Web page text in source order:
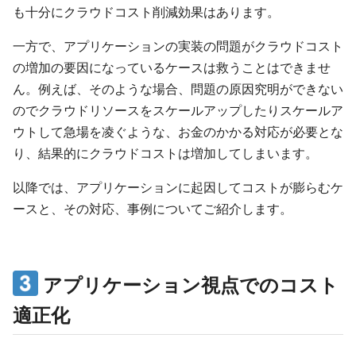
も十分にクラウドコスト削減効果はあります。
一方で、アプリケーションの実装の問題がクラウドコスト
の増加の要因になっているケースは救うことはできませ
ん。例えば、そのような場合、問題の原因究明ができない
のでクラウドリソースをスケールアップしたりスケールア
ウトして急場を凌ぐような、お金のかかる対応が必要とな
り、結果的にクラウドコストは増加してしまいます。
以降では、アプリケーションに起因してコストが膨らむケ
ースと、その対応、事例についてご紹介します。
アプリケーション視点でのコスト
適正化